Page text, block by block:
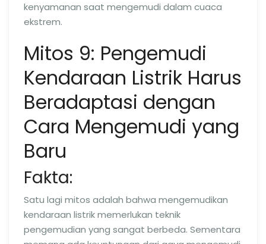
kenyamanan saat mengemudi dalam cuaca
ekstrem.
Mitos 9: Pengemudi
Kendaraan Listrik Harus
Beradaptasi dengan
Cara Mengemudi yang
Baru
Fakta:
Satu lagi mitos adalah bahwa mengemudikan
kendaraan listrik memerlukan teknik
pengemudian yang sangat berbeda. Sementara